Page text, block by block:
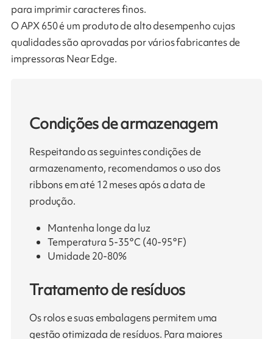
para imprimir caracteres finos.
O APX 650 é um produto de alto desempenho cujas
qualidades são aprovadas por vários fabricantes de
impressoras Near Edge.
Condições de armazenagem
Respeitando as seguintes condições de
armazenamento, recomendamos o uso dos
ribbons em até 12 meses após a data de
produção.
Mantenha longe da luz
Temperatura 5-35°C (40-95°F)
Umidade 20-80%
Tratamento de resíduos
Os rolos e suas embalagens permitem uma
gestão otimizada de resíduos. Para maiores